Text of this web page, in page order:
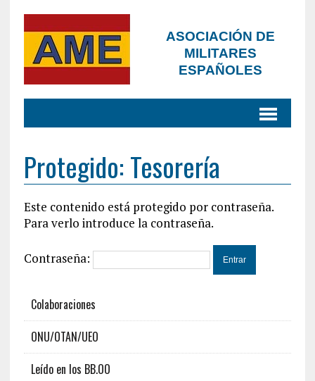
ASOCIACIÓN DE
MILITARES
ESPAÑOLES
Protegido: Tesorería
Este contenido está protegido por contraseña.
Para verlo introduce la contraseña.
Contraseña:
Colaboraciones
ONU/OTAN/UEO
Leído en los BB.OO